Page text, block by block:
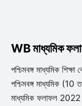
WB মাধ্যমিক
পশ্চিমবঙ্গ মাধ্যমিক
পশ্চিমবঙ্গ মাধ্যমিক (10
মাধ্যমিক ফলাফল 2022